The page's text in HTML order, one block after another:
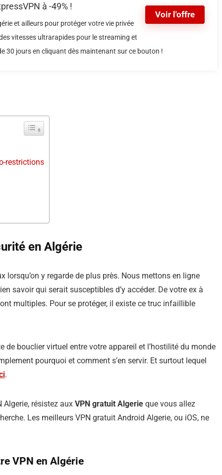
Voir l'offre
à -49% !
et ailleurs pour protéger votre vie privée
vitesses ultrarapides pour le streaming et
30 jours en cliquant dès maintenant sur ce bouton !
restrictions
en Algérie
lorsqu’on y regarde de plus près. Nous mettons en ligne
savoir qui serait susceptibles d’y accéder. De votre ex à
multiples. Pour se protéger, il existe ce truc infaillible
de bouclier virtuel entre votre appareil et l’hostilité du monde
pourquoi et comment s’en servir. Et surtout lequel
.
Algerie, résistez aux VPN gratuit Algerie que vous allez
Les meilleurs VPN gratuit Android Algerie, ou iOS, ne
VPN en Algérie